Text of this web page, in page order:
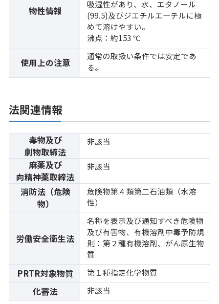
物性情報
吸湿性があり、水、エタノール
(99.5)及びジエチルエーテルに極
めて溶けやすい。
沸点：約153 ℃
使用上の注意
通常の取扱い条件では安定であ
る。
法関連情報
毒物及び
劇物取締法
非該当
麻薬及び
向精神薬取締法
非該当
消防法（危険
物）
危険物第４類第二石油類（水溶
性）
労働安全衛生法
名称を表示及び通知すべき危険物
及び有害物、有機溶剤中毒予防規
則：第２種有機溶剤、がん原生物
質
PRTR対象物質 第１種指定化学物質
化審法 非該当